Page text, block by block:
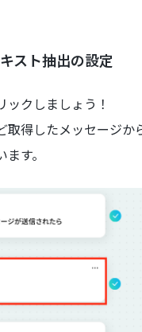
スト抽出の設定
ックしましょう！
取得したメッセージか
す。